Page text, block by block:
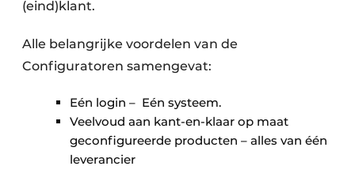
(eind)klant.
Alle belangrijke voordelen van de
Configuratoren samengevat:
Eén login – Eén systeem.
Veelvoud aan kant-en-klaar op maat
geconfigureerde producten – alles van één
leverancier